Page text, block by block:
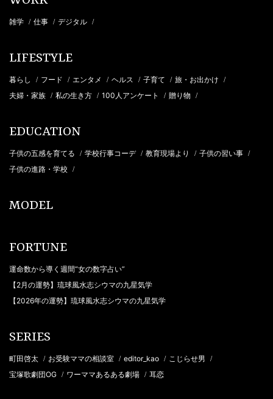
雑学 / 仕事 / デジタル /
LIFESTYLE
暮らし / フード / エンタメ / ヘルス / 子育て / 旅・お出かけ /
夫婦・家族 / 私の生き方 / 100人アンケート / 贈り物 /
EDUCATION
子供の五感を育てる / 学校行事コーデ / 教育現場より / 子供の習い事 /
子供の進路・学校 /
MODEL
FORTUNE
運命数から導く週間“女の数字占い”
【2月の運勢】琉球風水志シウマの九星気学
【2026年の運勢】琉球風水志シウマの九星気学
SERIES
町田啓太 / お受験ママの相談室 / editor_kao / こじらせ男 /
宝塚歌劇団OG / ワーママあるある劇場 / 耳恋